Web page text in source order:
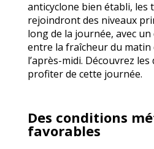
anticyclone bien établi, les
rejoindront des niveaux
long de la journée, avec
entre la fraîcheur du matin
l’après-midi. Découvrez
profiter de cette journée.
Des conditions
favorables